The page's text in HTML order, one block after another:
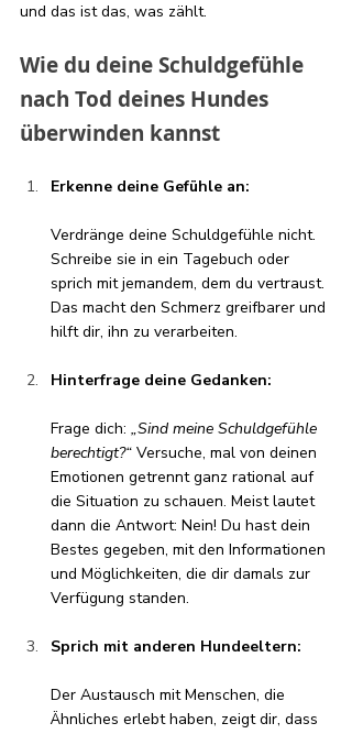
und das ist das, was zählt.
Wie du deine Schuldgefühle
nach Tod deines Hundes
überwinden kannst
Erkenne deine Gefühle an:
Verdränge deine Schuldgefühle nicht.
Schreibe sie in ein Tagebuch oder
sprich mit jemandem, dem du vertraust.
Das macht den Schmerz greifbarer und
hilft dir, ihn zu verarbeiten.
Hinterfrage deine Gedanken:
Frage dich: „Sind meine Schuldgefühle
berechtigt?“ Versuche, mal von deinen
Emotionen getrennt ganz rational auf
die Situation zu schauen. Meist lautet
dann die Antwort: Nein! Du hast dein
Bestes gegeben, mit den Informationen
und Möglichkeiten, die dir damals zur
Verfügung standen.
Sprich mit anderen Hundeeltern:
Der Austausch mit Menschen, die
Ähnliches erlebt haben, zeigt dir, dass